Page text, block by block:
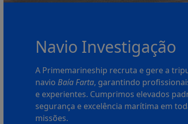
Navio Investigação
A Primemarineship recruta e gere a
navio Baía Farta, garantindo
e experientes. Cumprimos elevados
segurança e excelência marítima em
missões.